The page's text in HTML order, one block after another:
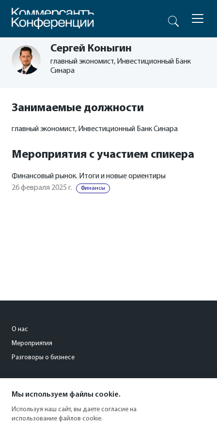
Сергей Коныгин
главный экономист, Инвестиционный Банк
Синара
Занимаемые должности
главный экономист, Инвестиционный Банк Синара
Мероприятия с участием спикера
Финансовый рынок. Итоги и новые ориентиры
26 февраля 2025 г.
Финансы
О нас
Мероприятия
Разговоры о бизнесе
+7 (495) 797-69-70
Мы используем файлы cookie.
Используя наш сайт, вы даете согласие на
использование файлов cookie.